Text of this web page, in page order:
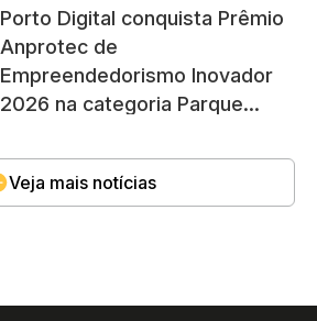
Porto Digital conquista Prêmio
Anprotec de
Empreendedorismo Inovador
2026 na categoria Parque
Veja mais notícias